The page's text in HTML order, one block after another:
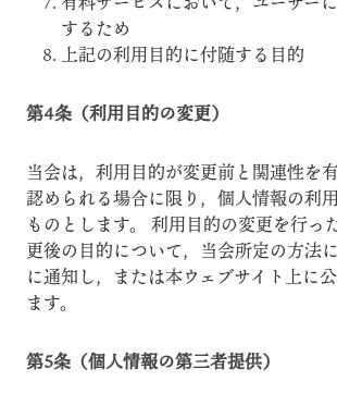
するため
上記の利用目的に付随する目的
第4条（利用目的の変更）
当会は，利用目的が変更前と関連性を
認められる場合に限り，個人情報の利
ものとします。 利用目的の変更を行っ
更後の目的について，当会所定の方法
に通知し，または本ウェブサイト上に
ます。
第5条（個人情報の第三者提供）